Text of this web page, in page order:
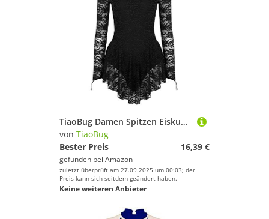
TiaoBug Damen Spitzen Eiskunstlauf Kleid Langarm Ballettkleid Rollkragen Ballettanzug Asymmetrisches Tanzkleid Gymnastikanzug Leotard Trikot Ballettkleidung gr. XS-XL Schwarz S
von TiaoBug
Bester Preis
16,39 €
gefunden bei Amazon
zuletzt überprüft am 27.09.2025 um 00:03; der
Preis kann sich seitdem geändert haben.
Keine weiteren Anbieter